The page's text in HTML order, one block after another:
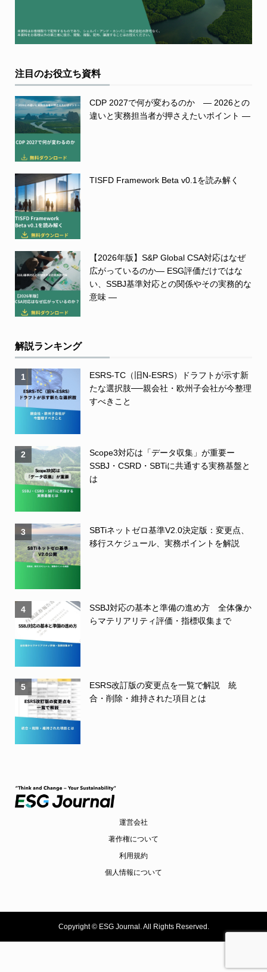
注目のお役立ち資料
CDP 2027で何が変わるのか ― 2026との
違いと実務担当者が押さえたいポイント ―
TISFD Framework Beta v0.1を読み解く
【2026年版】S&P Global CSA対応はなぜ
広がっているのか― ESG評価だけではな
い、SSBJ基準対応との関係やその実務的な
意味 ―
解説ランキング
1
ESRS-TC（旧N-ESRS）ドラフトが示す新
たな選択肢──親会社・欧州子会社が今整理
すべきこと
2
Scope3対応は「データ収集」が重要ー
SSBJ・CSRD・SBTiに共通する実務基盤と
は
3
SBTiネットゼロ基準V2.0決定版：変更点、
移行スケジュール、実務ポイントを解説
4
SSBJ対応の基本と準備の進め方 全体像か
らマテリアリティ評価・指標収集まで
5
ESRS改訂版の変更点を一覧で解説 統
合・削除・維持された項目とは
運営会社
著作権について
利用規約
個人情報について
Copyright ©ESG Journal. All Rights Reserved.